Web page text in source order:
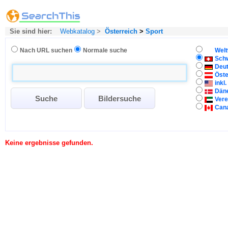
Sie sind hier: Webkatalog > Österreich > Sport
Nach URL suchen Normale suche
inkl.
Keine ergebnisse gefunden.